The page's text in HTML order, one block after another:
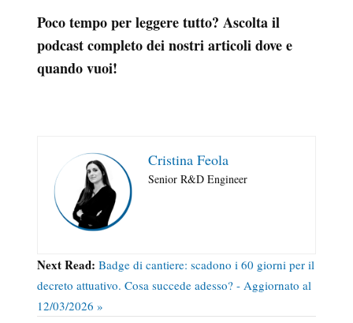
Poco tempo per leggere tutto? Ascolta il
podcast completo dei nostri articoli dove e
quando vuoi!
Cristina Feola
Senior R&D Engineer
Next Read: Badge di cantiere: scadono i 60 giorni per il
decreto attuativo. Cosa succede adesso? - Aggiornato al
12/03/2026 »